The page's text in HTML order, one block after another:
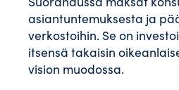
asiantuntemuksesta ja
verkostoihin. Se on
itsensä takaisin
vision muodossa.